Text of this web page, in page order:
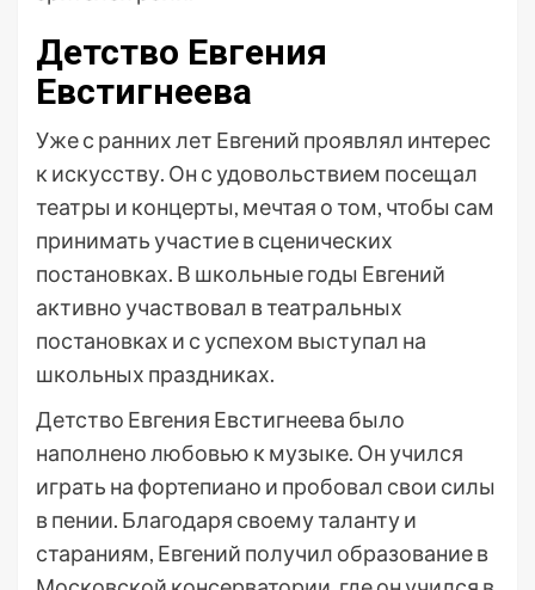
Детство Евгения
Евстигнеева
Уже с ранних лет Евгений проявлял интерес
к искусству. Он с удовольствием посещал
театры и концерты, мечтая о том, чтобы сам
принимать участие в сценических
постановках. В школьные годы Евгений
активно участвовал в театральных
постановках и с успехом выступал на
школьных праздниках.
Детство Евгения Евстигнеева было
наполнено любовью к музыке. Он учился
играть на фортепиано и пробовал свои силы
в пении. Благодаря своему таланту и
стараниям, Евгений получил образование в